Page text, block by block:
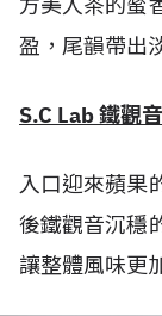
盈，尾韻帶出
S.C Lab 鐵觀
入口迎來蘋果
後鐵觀音沉穩
讓整體風味更